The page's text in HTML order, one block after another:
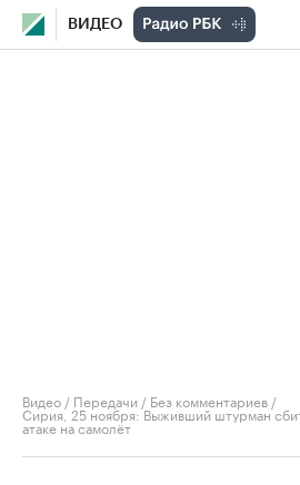
ВИДЕО
Видео / Передачи / Без комментариев /
Сирия, 25 ноября: Выживший штурман
атаке на самолёт